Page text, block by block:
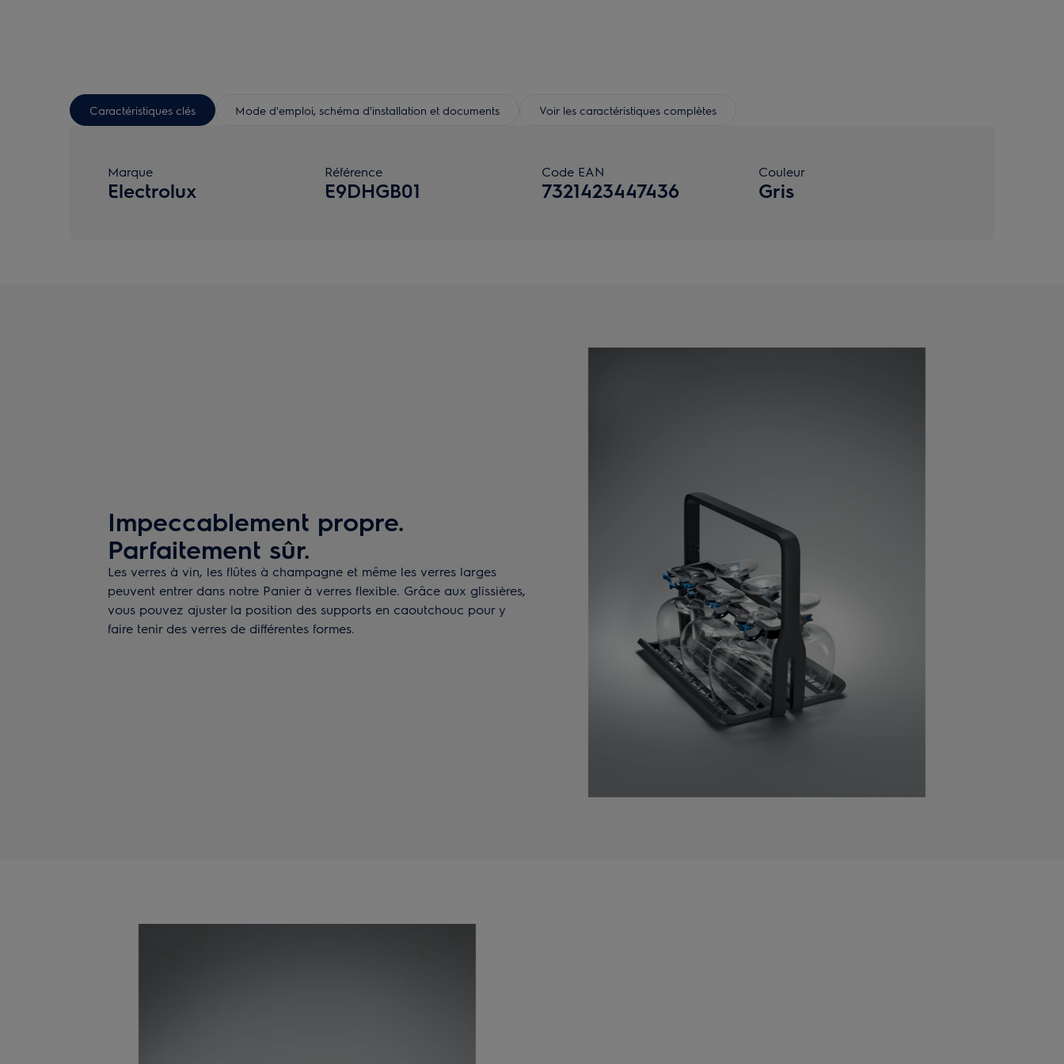
Caractéristiques clés Mode d'emploi, schéma d'installation et documents Voir les caractéristiques complètes
Marque
Electrolux
Référence
E9DHGB01
Code EAN
7321423447436
Couleur
Gris
Impeccablement propre.
Parfaitement sûr.
Les verres à vin, les flûtes à champagne et même les verres larges
peuvent entrer dans notre Panier à verres flexible. Grâce aux glissières,
vous pouvez ajuster la position des supports en caoutchouc pour y
faire tenir des verres de différentes formes.